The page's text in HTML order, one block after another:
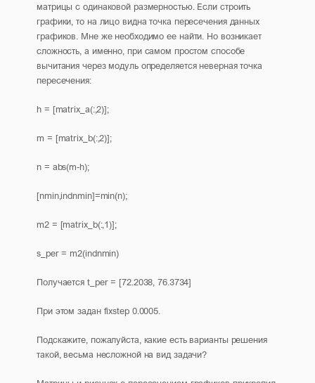
матрицы с одинаковой размерностью. Если строить
графики, то на лицо видна точка пересечения данных
графиков. Мне же необходимо ее найти. Но возникает
сложность, а именно, при самом простом способе
вычитания через модуль определяется неверная точка
пересечения:
h = [matrix_a(:,2)];
m = [matrix_b(:,2)];
n = abs(m-h);
[nmin,indnmin]=min(n);
m2 = [matrix_b(:,1)];
s_per = m2(indnmin)
Получается t_per = [72.2038, 76.3734]
При этом задан fixstep 0.0005.
Подскажите, пожалуйста, какие есть варианты решения
такой, весьма несложной на вид задачи?